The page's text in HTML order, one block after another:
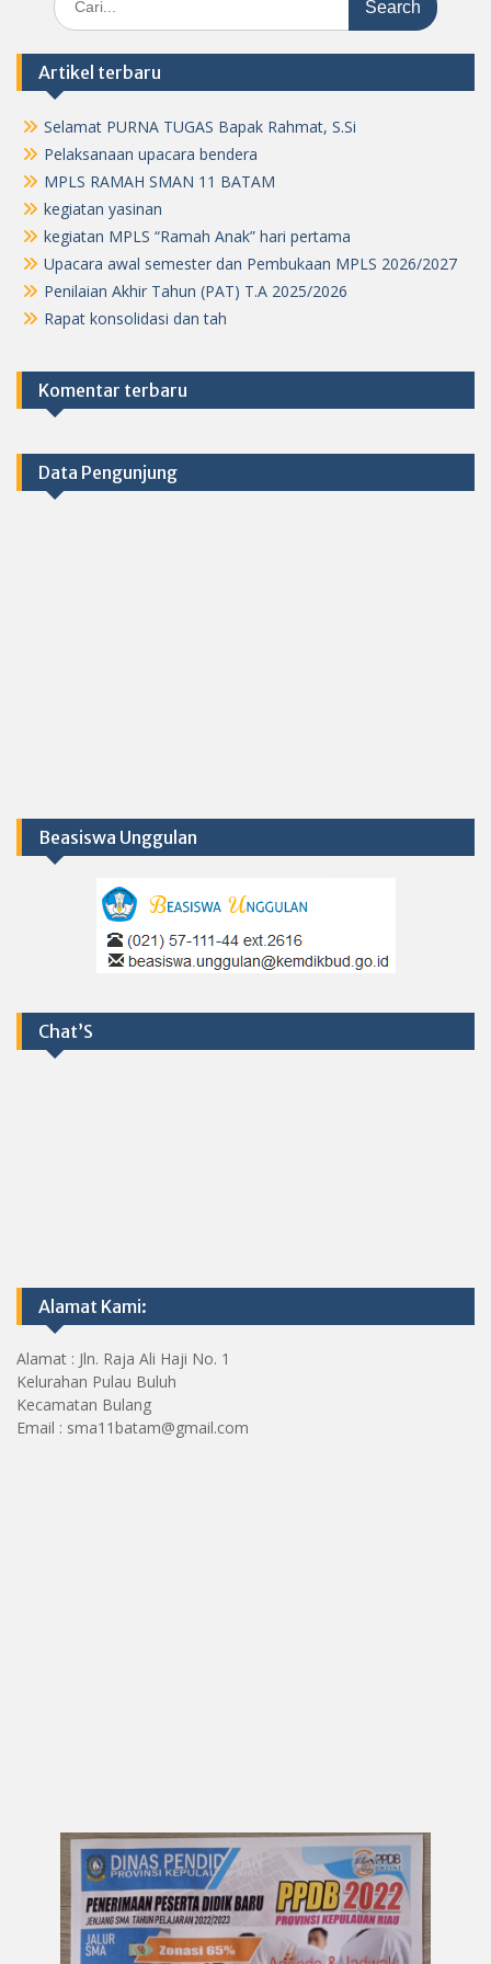
for:
Artikel terbaru
Selamat PURNA TUGAS Bapak Rahmat, S.Si
Pelaksanaan upacara bendera
MPLS RAMAH SMAN 11 BATAM
kegiatan yasinan
kegiatan MPLS “Ramah Anak” hari pertama
Upacara awal semester dan Pembukaan MPLS 2026/2027
Penilaian Akhir Tahun (PAT) T.A 2025/2026
Rapat konsolidasi dan tah
Komentar terbaru
Data Pengunjung
Beasiswa Unggulan
Chat’S
Alamat Kami:
Alamat : Jln. Raja Ali Haji No. 1
Kelurahan Pulau Buluh
Kecamatan Bulang
Email : sma11batam@gmail.com